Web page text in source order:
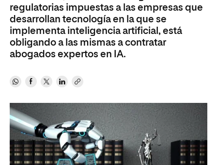
regulatorias impuestas a las empresas que
desarrollan tecnología en la que se
implementa inteligencia artificial, está
obligando a las mismas a contratar
abogados expertos en IA.